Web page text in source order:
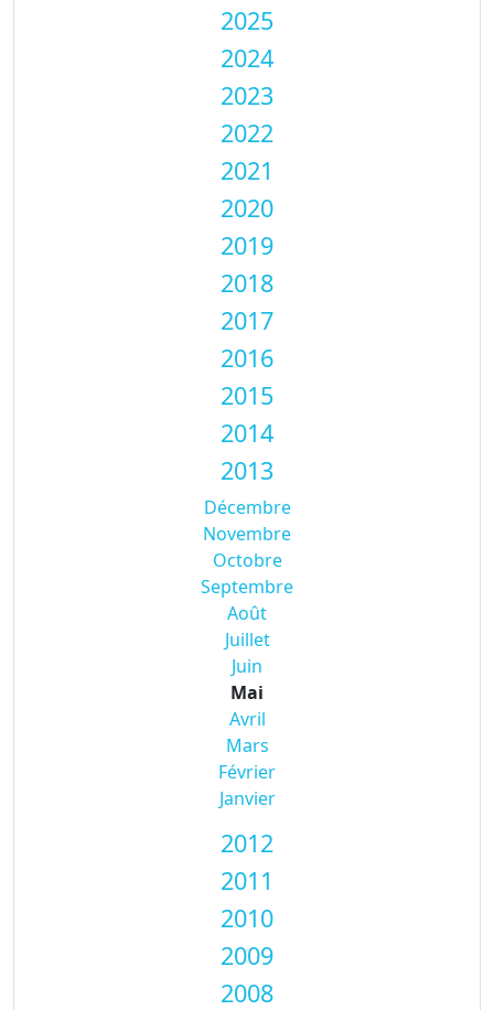
2025
2024
2023
2022
2021
2020
2019
2018
2017
2016
2015
2014
2013
Décembre
Novembre
Octobre
Septembre
Août
Juillet
Juin
Mai
Avril
Mars
Février
Janvier
2012
2011
2010
2009
2008